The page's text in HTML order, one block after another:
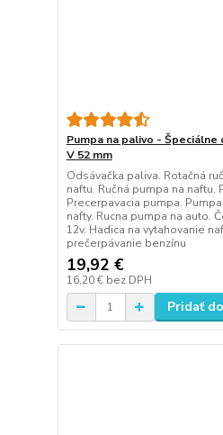
Pumpa na palivo -
V 52 mm
Odsávačka paliva. Rotačná
naftu. Ručná pumpa na naftu.
Precerpavacia pumpa.
nafty. Rucna pumpa na auto.
12v. Hadica na vytahovanie
prečerpávanie benzínu
19,92 €
16,20 € bez DPH
Pridať